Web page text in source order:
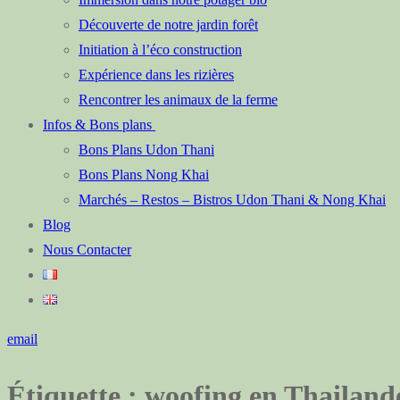
Découverte de notre jardin forêt
Initiation à l’éco construction
Expérience dans les rizières
Rencontrer les animaux de la ferme
Infos & Bons plans
Bons Plans Udon Thani
Bons Plans Nong Khai
Marchés – Restos – Bistros Udon Thani & Nong Khai
Blog
Nous Contacter
email